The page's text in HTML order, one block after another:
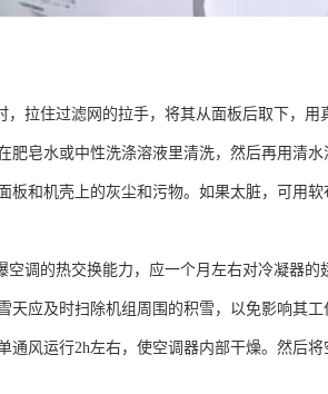
拉住过滤网的拉手，将其从面板后取下，用
皂水或中性洗涤溶液里清洗，然后再用清水
板和机壳上的灰尘和污物。如果太脏，可用软
调的热交换能力，应一个月左右对冷凝器的
应及时扫除机组周围的积雪，以免影响其工
风运行2h左右，使空调器内部干燥。然后将